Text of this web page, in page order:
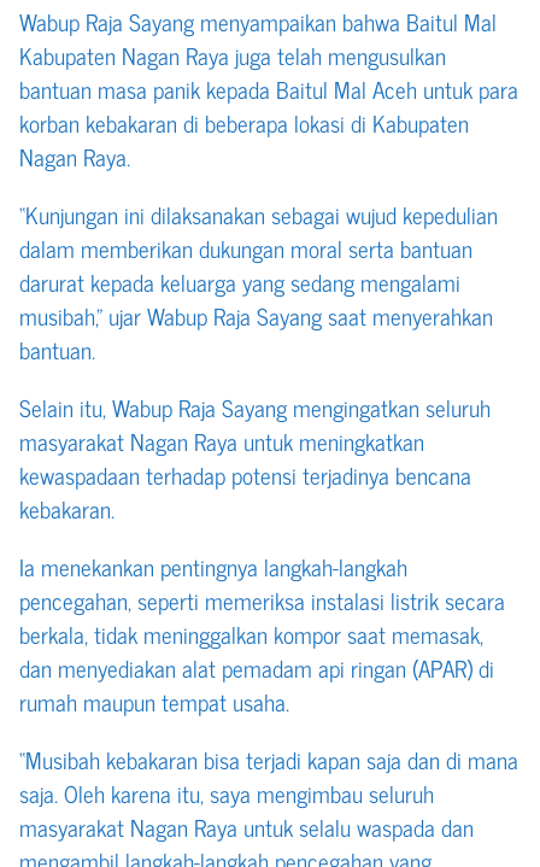
Wabup Raja Sayang menyampaikan bahwa Baitul Mal
Kabupaten Nagan Raya juga telah mengusulkan
bantuan masa panik kepada Baitul Mal Aceh untuk para
korban kebakaran di beberapa lokasi di Kabupaten
Nagan Raya.
“Kunjungan ini dilaksanakan sebagai wujud kepedulian
dalam memberikan dukungan moral serta bantuan
darurat kepada keluarga yang sedang mengalami
musibah,” ujar Wabup Raja Sayang saat menyerahkan
bantuan.
Selain itu, Wabup Raja Sayang mengingatkan seluruh
masyarakat Nagan Raya untuk meningkatkan
kewaspadaan terhadap potensi terjadinya bencana
kebakaran.
Ia menekankan pentingnya langkah-langkah
pencegahan, seperti memeriksa instalasi listrik secara
berkala, tidak meninggalkan kompor saat memasak,
dan menyediakan alat pemadam api ringan (APAR) di
rumah maupun tempat usaha.
“Musibah kebakaran bisa terjadi kapan saja dan di mana
saja. Oleh karena itu, saya mengimbau seluruh
masyarakat Nagan Raya untuk selalu waspada dan